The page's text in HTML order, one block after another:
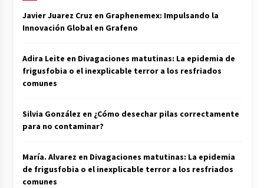
Javier Juarez Cruz en Graphenemex: Impulsando la
Innovación Global en Grafeno
Adira Leite en Divagaciones matutinas: La epidemia de
frigusfobia o el inexplicable terror a los resfriados
comunes
Silvia González en ¿Cómo desechar pilas correctamente
para no contaminar?
María. Alvarez en Divagaciones matutinas: La epidemia
de frigusfobia o el inexplicable terror a los resfriados
comunes